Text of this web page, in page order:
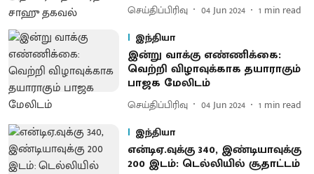
செய்திப்பிரிவு 04 Jun 2024 1 min read
இந்தியா
இன்று வாக்கு எண்ணிக்கை:
வெற்றி விழாவுக்காக தயாராகும்
பாஜக மேலிடம்
செய்திப்பிரிவு 04 Jun 2024 1 min read
இந்தியா
என்டிஏ.வுக்கு 340, இண்டியாவுக்கு
200 இடம்: டெல்லியில் சூதாட்டம்